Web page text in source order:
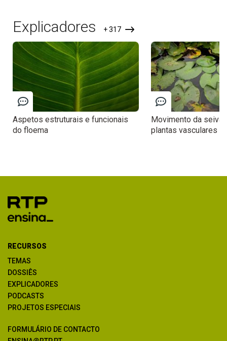
Explicadores + 317
Aspetos estruturais e funcionais
do floema
Movimento da seiva
plantas vasculares
RECURSOS
TEMAS
DOSSIÊS
EXPLICADORES
PODCASTS
PROJETOS ESPECIAIS
FORMULÁRIO DE CONTACTO